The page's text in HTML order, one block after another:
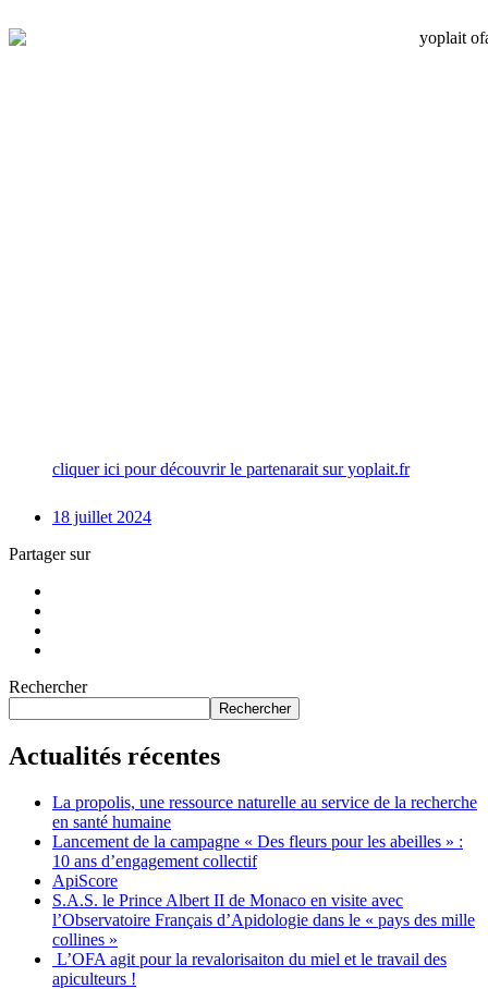
cliquer ici pour découvrir le partenarait sur yoplait.fr
18 juillet 2024
Partager sur
Rechercher
Rechercher
Actualités récentes
La propolis, une ressource naturelle au service de la recherche
en santé humaine
Lancement de la campagne « Des fleurs pour les abeilles » :
10 ans d’engagement collectif
ApiScore
S.A.S. le Prince Albert II de Monaco en visite avec
l’Observatoire Français d’Apidologie dans le « pays des mille
collines »
L’OFA agit pour la revalorisaiton du miel et le travail des
apiculteurs !